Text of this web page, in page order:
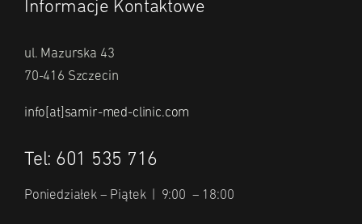
Informacje Kontaktowe
ul. Mazurska 43
70-416 Szczecin
info[at]samir-med-clinic.com
Tel: 601 535 716
Poniedziałek – Piątek | 9:00 – 18:00